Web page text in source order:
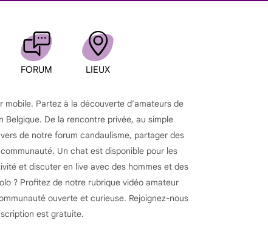
FORUM LIEUX
Partez à la découverte d’amateurs de
De la rencontre privée, au simple
de notre forum candaulisme, partager des
Un chat est disponible pour les
et discuter en live avec des hommes et des
? Profitez de notre rubrique vidéo amateur
ouverte et curieuse. Rejoignez-nous
est gratuite.